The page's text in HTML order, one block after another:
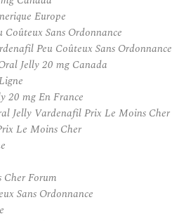
Europe
Sans Ordonnance
Peu Coûteux Sans Ordonnance
Jelly 20 mg Canada
20 mg En France
Jelly Vardenafil Prix Le Moins Cher
Le Moins Cher
Forum
Sans Ordonnance